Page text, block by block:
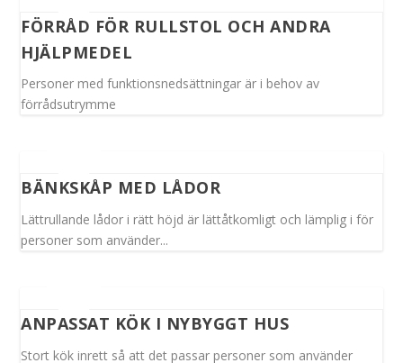
FÖRRÅD FÖR RULLSTOL OCH ANDRA
HJÄLPMEDEL
Personer med funktionsnedsättningar är i behov av
förrådsutrymme
BÄNKSKÅP MED LÅDOR
Lättrullande lådor i rätt höjd är lättåtkomligt och lämplig i för
personer som använder...
ANPASSAT KÖK I NYBYGGT HUS
Stort kök inrett så att det passar personer som använder